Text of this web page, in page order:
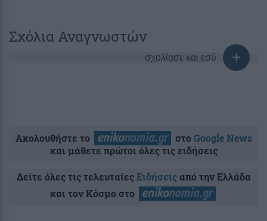
Σχόλια Αναγνωστών
σχολίασε και εσύ
Ακολουθήστε το στοGoogle News
και μάθετε πρώτοι όλες τις ειδήσεις
Δείτε όλες τις τελευταίεςΕιδήσειςαπό την Ελλάδα
και τον Κόσμο στο